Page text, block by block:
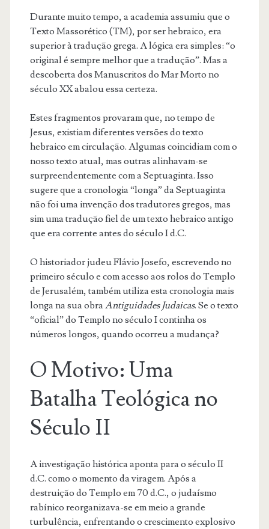
Durante muito tempo, a academia assumiu que o
Texto Massorético (TM), por ser hebraico, era
superior à tradução grega. A lógica era simples: “o
original é sempre melhor que a tradução”. Mas a
descoberta dos Manuscritos do Mar Morto no
século XX abalou essa certeza.
Estes fragmentos provaram que, no tempo de
Jesus, existiam diferentes versões do texto
hebraico em circulação. Algumas coincidiam com o
nosso texto atual, mas outras alinhavam-se
surpreendentemente com a Septuaginta. Isso
sugere que a cronologia “longa” da Septuaginta
não foi uma invenção dos tradutores gregos, mas
sim uma tradução fiel de um texto hebraico antigo
que era corrente antes do século I d.C.
O historiador judeu Flávio Josefo, escrevendo no
primeiro século e com acesso aos rolos do Templo
de Jerusalém, também utiliza esta cronologia mais
longa na sua obraAntiguidades Judaicas. Se o texto
“oficial” do Templo no século I continha os
números longos, quando ocorreu a mudança?
O Motivo: Uma
Batalha Teológica no
Século II
A investigação histórica aponta para o século II
d.C. como o momento da viragem. Após a
destruição do Templo em 70 d.C., o judaísmo
rabínico reorganizava-se em meio a grande
turbulência, enfrentando o crescimento explosivo